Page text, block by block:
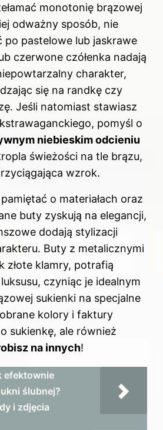
monotonię brązowej
odważny sposób, nie
po pastelowe lub jaskrawe
czerwone czółenka nadają
charakter,
się na randkę czy
Jeśli natomiast stawiasz
pomyśl o
niebieskim odcieniu
świeżości na tle brązu,
wzrok.
o materiałach oraz
buty zyskują na elegancji,
dodają stylizacji
Buty z metalicznymi
złote klamry, potrafią
czyniąc je idealnym
sukienki na specjalne
kolory i faktury
sukienkę, ale również
na innych!
efektownie
ślubnej?
i zdjęcia